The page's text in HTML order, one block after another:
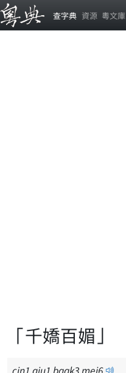
查字典 資源 粵文庫
「千嬌百媚」
cin1 giu1 baak3mei6